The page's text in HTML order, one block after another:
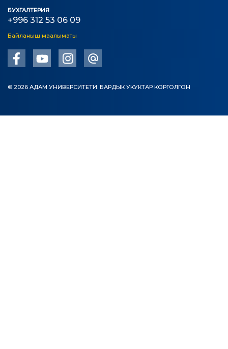
БУХГАЛТЕРИЯ
+996 312 53 06 09
Байланыш маалыматы
© 2026 АДАМ УНИВЕРСИТЕТИ. БАРДЫК УКУКТАР КОРГОЛГОН